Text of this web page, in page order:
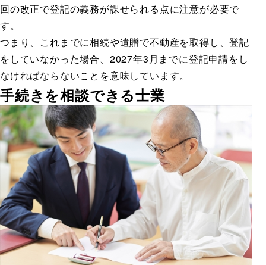
回の改正で登記の義務が課せられる点に注意が必要で
す。
つまり、これまでに相続や遺贈で不動産を取得し、登記
をしていなかった場合、2027年3月までに登記申請をし
なければならないことを意味しています。
手続きを相談できる士業